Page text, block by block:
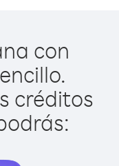
con
créditos